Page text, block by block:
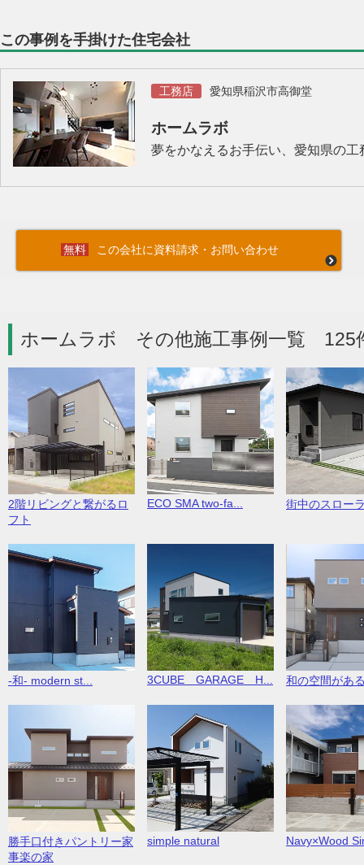
この事例を手掛けた住宅会社
工務店 愛知県稲沢市高御堂
ホームラボ
夢をかなえるお手伝い、愛知県の工
この会社に資料請求・お問い合わせ
ホームラボ その他施工事例一覧 125
2階リビングと繋がるロ
フト
ECO SMA two-fa... 街中のスロー
-和- modern st... 3CUBE GARAGE H... 和の空間があ
勝手口付きパントリー家
事楽の家
simple natural Navy×Wood